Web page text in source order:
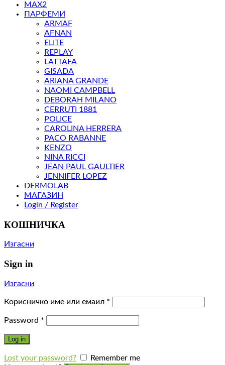
MAX2
ПАРФЕМИ
ARMAF
AFNAN
ELITE
REPLAY
LATTAFA
GISADA
ARIANA GRANDE
NAOMI CAMPBELL
DEBORAH MILANO
CERRUTI 1881
POLICE
CAROLINA HERRERA
PACO RABANNE
KENZO
NINA RICCI
JEAN PAUL GAULTIER
JENNIFER LOPEZ
DERMOLAB
МАГАЗИН
Login / Register
КОШНИЧКА
Изгасни
Sign in
Изгасни
Корисничко име или емаил *
Password *
Log in
Lost your password?
Remember me